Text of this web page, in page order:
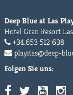
Deep Blue at Las
Hotel Gran Resort
+34.653 512 638
playitas@deep-
Folgen Sie uns: